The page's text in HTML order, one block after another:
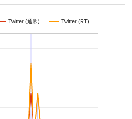
Twitter (通常) Twitter (RT)